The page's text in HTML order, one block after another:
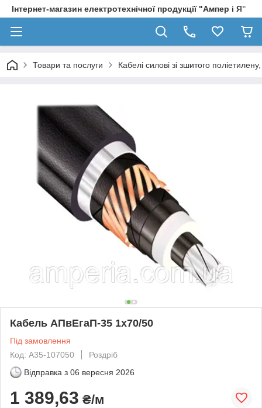
Інтернет-магазин електротехнічної продукції "Ампер і Я"
Товари та послуги Кабелі силові зі зшитого
Кабель АПвЕгаП-35 1х70/50
Під замовлення
Код: А35-107050
Роздріб
Відправка з 06 вересня 2026
1 389,63 ₴/м